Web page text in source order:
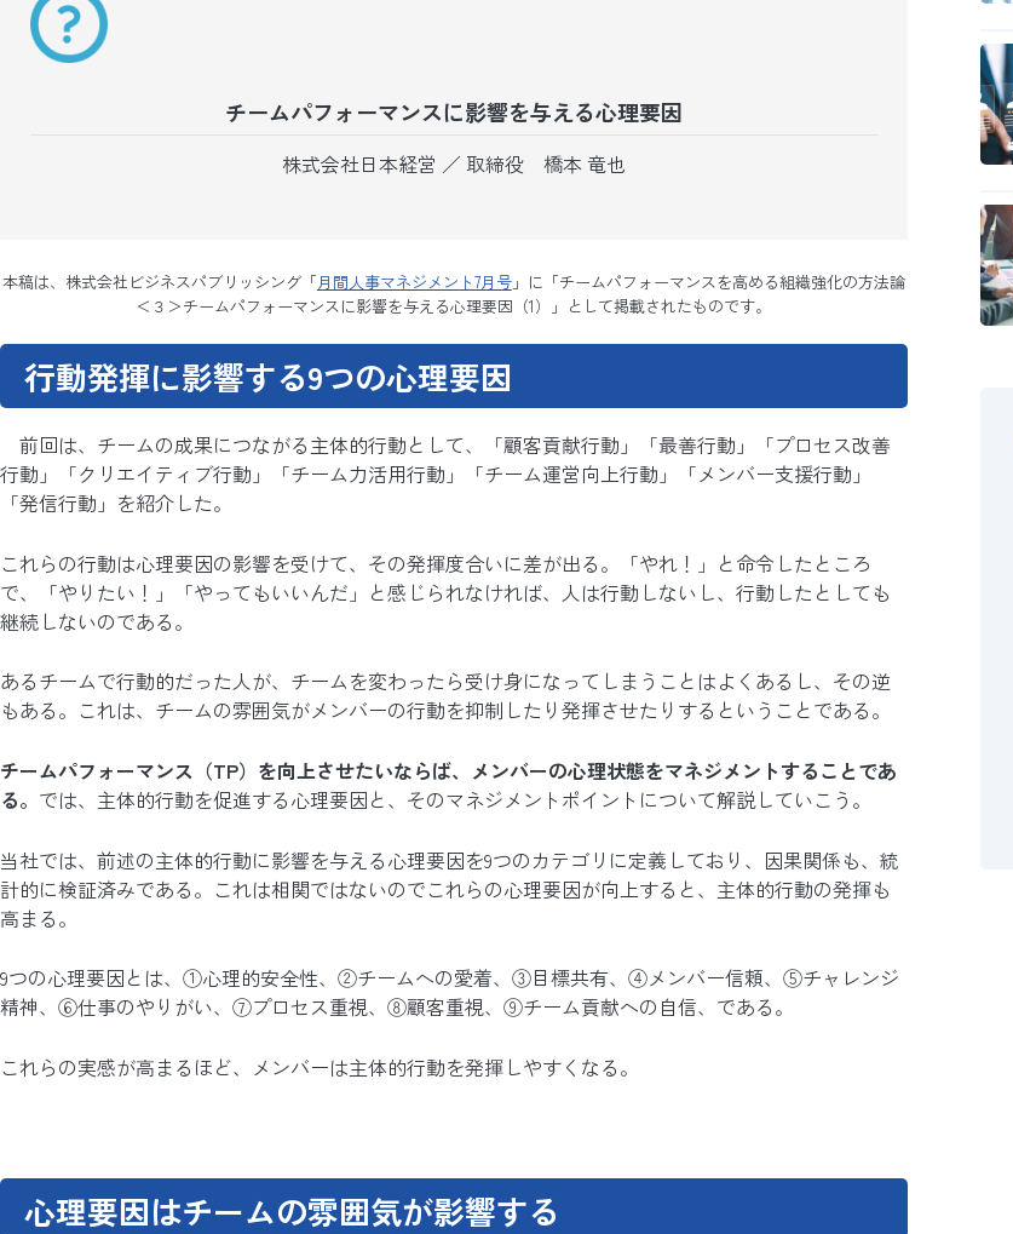
チームパフォーマンスに影響を与える心理要因
株式会社日本経営 ／ 取締役 橋本 竜也
本稿は、株式会社ビジネスパブリッシング「月間人事マネジメント7月号」に「チームパフォーマンスを高める組織強化の方法論
＜３＞チームパフォーマンスに影響を与える心理要因（1）」として掲載されたものです。
行動発揮に影響する9つの心理要因
前回は、チームの成果につながる主体的行動として、「顧客貢献行動」「最善行動」「プロセス改善
行動」「クリエイティブ行動」「チーム力活用行動」「チーム運営向上行動」「メンバー支援行動」
「発信行動」を紹介した。
これらの行動は心理要因の影響を受けて、その発揮度合いに差が出る。「やれ！」と命令したところ
で、「やりたい！」「やってもいいんだ」と感じられなければ、人は行動しないし、行動したとしても
継続しないのである。
あるチームで行動的だった人が、チームを変わったら受け身になってしまうことはよくあるし、その逆
もある。これは、チームの雰囲気がメンバーの行動を抑制したり発揮させたりするということである。
チームパフォーマンス（TP）を向上させたいならば、メンバーの心理状態をマネジメントすることであ
る。 では、主体的行動を促進する心理要因と、そのマネジメントポイントについて解説していこう。
当社では、前述の主体的行動に影響を与える心理要因を9つのカテゴリに定義しており、因果関係も、統
計的に検証済みである。これは相関ではないのでこれらの心理要因が向上すると、主体的行動の発揮も
高まる。
9つの心理要因とは、①心理的安全性、②チームへの愛着、③目標共有、④メンバー信頼、⑤チャレンジ
精神、⑥仕事のやりがい、⑦プロセス重視、⑧顧客重視、⑨チーム貢献への自信、である。
これらの実感が高まるほど、メンバーは主体的行動を発揮しやすくなる。
心理要因はチームの雰囲気が影響する